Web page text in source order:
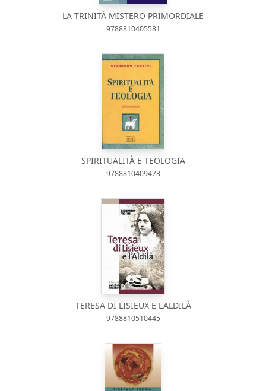
LA TRINITÀ MISTERO PRIMORDIALE
9788810405581
SPIRITUALITÀ E TEOLOGIA
9788810409473
TERESA DI LISIEUX E L'ALDILÀ
9788810510445